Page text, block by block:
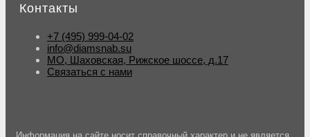
Контакты
+7 (495) 999-04-02
info@diamsnab.su
МО, Шаховская, Рижское шоссе, д.17
Связаться с нами